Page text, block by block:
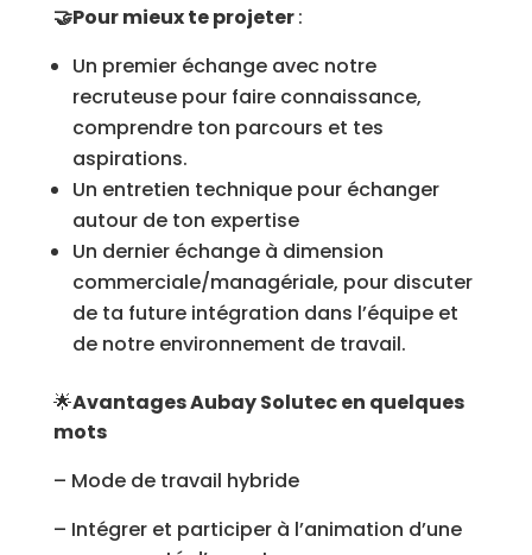
🤝Pour mieux te projeter:
Un premier échange avec notre
recruteuse pour faire connaissance,
comprendre ton parcours et tes
aspirations.
Un entretien technique pour échanger
autour de ton expertise
Un dernier échange à dimension
commerciale/managériale, pour discuter
de ta future intégration dans l’équipe et
de notre environnement de travail.
🌟Avantages Aubay Solutec en quelques
mots
– Mode de travail hybride
– Intégrer et participer à l’animation d’une